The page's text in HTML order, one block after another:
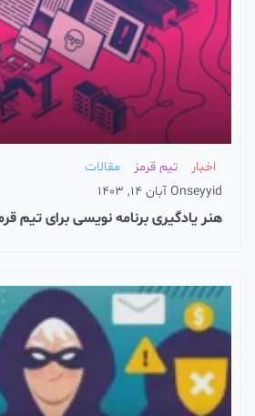
تیم قرمز
مقالات
seyyid
On آبان 14, 1403
هنر یادگیری برنامه نویسی برای تیم قرمز